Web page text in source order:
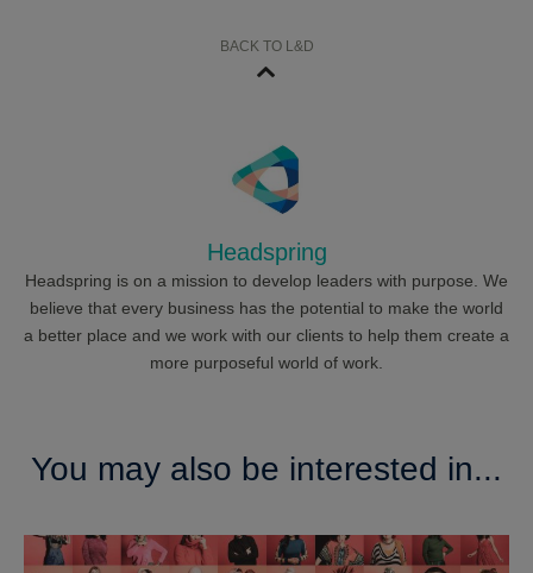
BACK TO L&D
Headspring
Headspring is on a mission to develop leaders with purpose. We
believe that every business has the potential to make the world
a better place and we work with our clients to help them create a
more purposeful world of work.
You may also be interested in...